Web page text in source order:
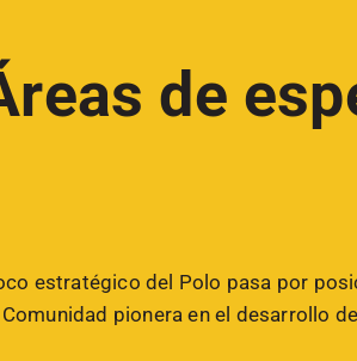
de
estratégico del Polo pasa por
Comunidad pionera en el desarrollo